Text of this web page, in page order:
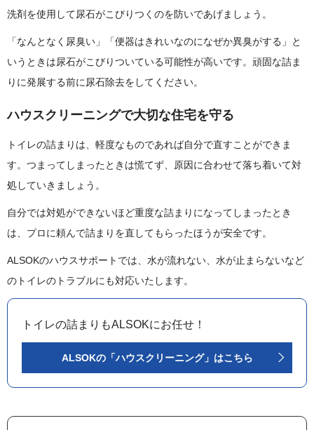
洗剤を使用して尿石がこびりつくのを防いであげましょう。
「なんとなく尿臭い」「便器はきれいなのになぜか異臭がする」と
いうときは尿石がこびりついている可能性が高いです。頑固な詰ま
りに発展する前に尿石除去をしてください。
ハウスクリーニングで大切な住宅を守る
トイレの詰まりは、軽度なものであれば自分で直すことができま
す。つまってしまったときは慌てず、原因に合わせて落ち着いて対
処していきましょう。
自分では対処ができないほど重度な詰まりになってしまったとき
は、プロに頼んで詰まりを直してもらったほうが安全です。
ALSOKのハウスサポートでは、水が流れない、水が止まらないなど
のトイレのトラブルにも対応いたします。
トイレの詰まりもALSOKにお任せ！
ALSOKの「ハウスクリーニング」はこちら